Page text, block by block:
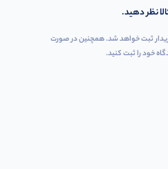
نظر دهید.
ثبت خواهد شد. همچنین در صورت
خود را ثبت کنید.